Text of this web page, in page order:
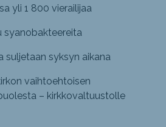
yli 1 800 vierailijaa
syanobakteereita
suljetaan syksyn aikana
vaihtoehtoisen
– kirkkovaltuustolle